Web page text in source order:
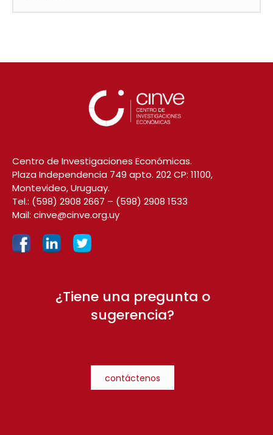
Centro de Investigaciones Económicas.
Plaza Independencia 749 apto. 202 CP: 11100,
Montevideo, Uruguay.
Tel.: (598) 2908 2667 – (598) 2908 1533
Mail: cinve@cinve.org.uy
¿Tiene una pregunta o
sugerencia?
contáctenos